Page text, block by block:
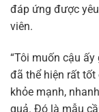
đáp ứng được
viên.
“Tôi muốn cậu
đã thể hiện rất tốt
khỏe mạnh,
quả. Đó là mẫu